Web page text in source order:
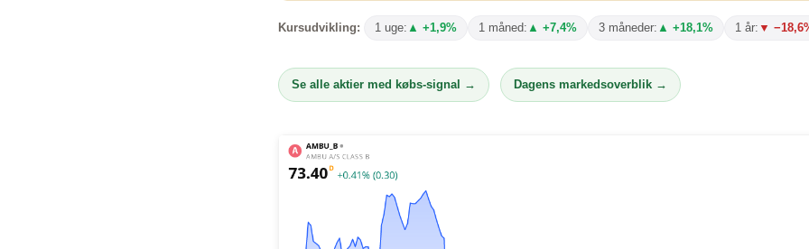
Kursudvikling: 1 uge: ▲ +1,9% 1 måned: ▲ +7,4% 3 måneder: ▲ +18,1% 1 år: ▼
Se alle aktier med købs-signal → Dagens markedsoverblik →